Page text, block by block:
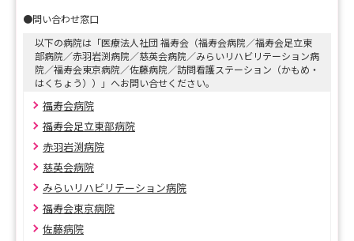
【会場】
【プログラム内容】
・病棟見学
・看護体験
・先輩看護師との交流
・病院食体験
【開催日】
7/21～9/30の毎週火～金曜日
※祝日を除く
●問い合わせ窓口
以下の病院は「医療法人社団 福寿会（福寿会病院／福寿会足立東
部病院／赤羽岩渕病院／慈英会病院／みらいリハビリテーション病
院／福寿会東京病院／佐藤病院／訪問看護ステーション（かもめ・
はくちょう））」へお問い合せください。
福寿会病院
福寿会足立東部病院
赤羽岩渕病院
慈英会病院
みらいリハビリテーション病院
福寿会東京病院
佐藤病院